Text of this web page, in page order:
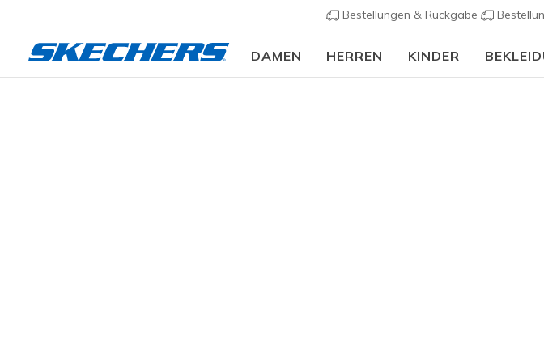
Bestellungen & Rückgabe
DAMEN HERREN KINDER